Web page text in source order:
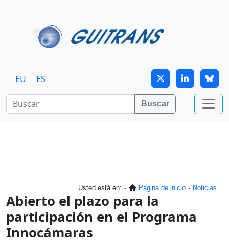
EU ES
Buscar
Usted está en: Página de inicio Noticias
Abierto el plazo para la
participación en el Programa
Innocámaras